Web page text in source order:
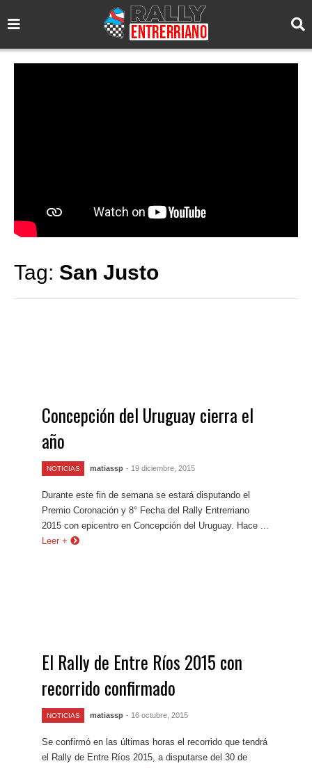
Tag: San Justo
Concepción del Uruguay cierra el
año
NOTICIAS matiassp - 19 diciembre, 2015
Durante este fin de semana se estará disputando el
Premio Coronación y 8° Fecha del Rally Entrerriano
2015 con epicentro en Concepción del Uruguay. Hace ...
Leer +
El Rally de Entre Ríos 2015 con
recorrido confirmado
NOTICIAS matiassp - 16 octubre, 2015
Se confirmó en las últimas horas el recorrido que tendrá
el Rally de Entre Ríos 2015, a disputarse del 30 de